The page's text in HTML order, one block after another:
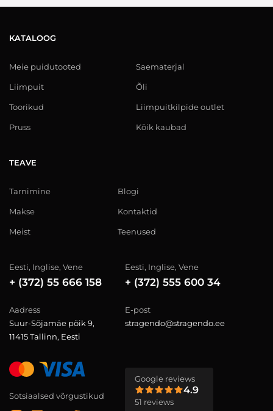
KATALOOG
Meie puidutooted
Liimpuit
Toorikud
Pruss
Saematerjal
Õli
Liimpuitkilpide outlet
Kõik kaubad
TEAVE
Tarnimine
Makse
Meist
Blogi
Kontaktid
Teenused
Eesti, Inglise, Vene
+ (372) 55 666 158
Eesti, Inglise, Vene
+ (372) 555 600 34
Aadress
Suur-Sõjamäe põik 9,
11415 Tallinn, Eesti
E-post
stragendo@stragendo.ee
Sotsiaalsed võrgustikud
Google reviews
4.9
51 reviews